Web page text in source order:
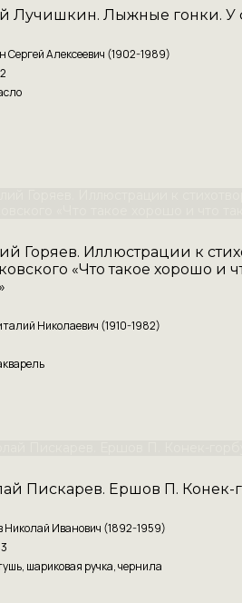
Лучишкин. Лыжные гонки.
Сергей Алексеевич (1902-1989)
Горяев. Иллюстрации к
«Что такое хорошо и
Николаевич (1910-1982)
Пискарев. Ершов П. Конек-
Николай Иванович (1892-1959)
шариковая ручка, чернила